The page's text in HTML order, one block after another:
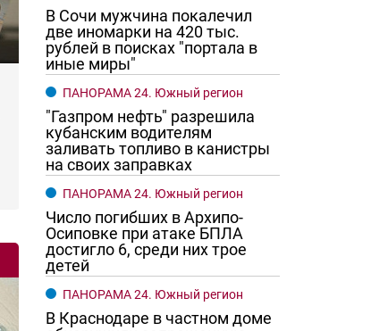
В Сочи мужчина покалечил
две иномарки на 420 тыс.
рублей в поисках "портала в
иные миры"
ПАНОРАМА 24. Южный регион
"Газпром нефть" разрешила
кубанским водителям
заливать топливо в канистры
на своих заправках
ПАНОРАМА 24. Южный регион
Число погибших в Архипо-
Осиповке при атаке БПЛА
достигло 6, среди них трое
детей
ПАНОРАМА 24. Южный регион
В Краснодаре в частном доме